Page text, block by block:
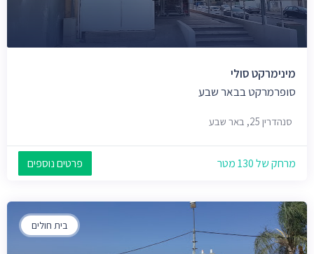
מינימרקט סולי
סופרמרקט בבאר שבע
סנהדרין 25, באר שבע
מרחק של 130 מטר פרטים נוספים
בית חולים